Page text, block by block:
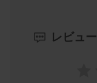
レビュー